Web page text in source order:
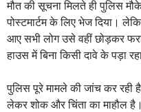
मौत की सूचना मिलते ही पुलिस
पोस्टमार्टम के लिए भेज दिया।
आए सभी लोग उसे वहीं छोड़कर
हाउस में बिना किसी दावे के पड़ा
पुलिस पूरे मामले की जांच कर रही
लेकर शोक और चिंता का माहौल है।